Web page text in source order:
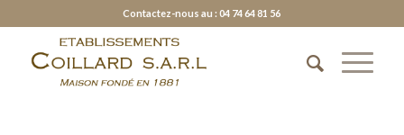
Contactez-nous au : 04 74 64 81 56